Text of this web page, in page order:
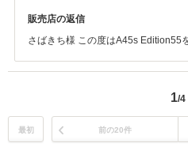
販売店の返信
さばきち様 この度はA45s Edition55
ていただきました。 コーティングの
が楽しみでしたし、 お見送りの際は
とても気に入っていただけましたの
だきまた来店いただけることを 心よ
感謝しております。 引き続きよろし
1/4
最初 前の20件